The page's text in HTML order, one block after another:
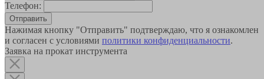
Телефон:
Отправить
Нажимая кнопку "Отправить" подтверждаю, что я ознакомлен
и согласен с условиями политики конфиденциальности.
Заявка на прокат инструмента